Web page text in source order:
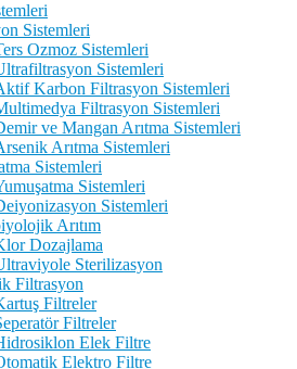
Sistemleri
Ozmoz Sistemleri
Sistemleri
Karbon Filtrasyon Sistemleri
Filtrasyon Sistemleri
ve Mangan Arıtma Sistemleri
Arıtma Sistemleri
Sistemleri
Sistemleri
Sistemleri
Arıtım
Dozajlama
Sterilizasyon
Filtrasyon
Filtreler
Filtreler
Elek Filtre
Elektro Filtre